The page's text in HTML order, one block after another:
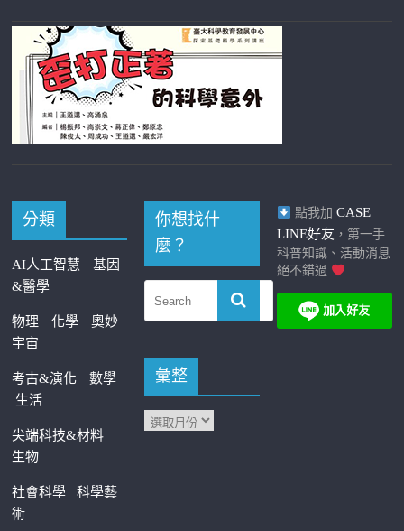
分類
AI人工智慧
基因
&醫學
物理 化學
奧妙
宇宙
考古&演化
數學
生活
尖端科技&材料
生物
社會科學科學藝
術
你想找什
麼？
彙整
點我加 CASE
LINE好友 ，第一手
科普知識、活動消息
絕不錯過